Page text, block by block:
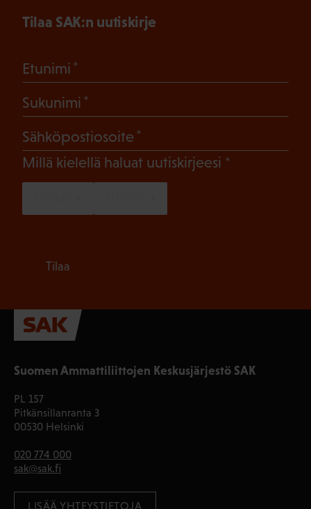
Suomen Ammattiliittojen Keskusjärjestö SAK
PL 157
Pitkänsillanranta 3
00530 Helsinki
020 774 000
sak@sak.fi
LISÄÄ YHTEYSTIETOJA
Tilaa SAK:n uutiskirje
Etunimi
Sukunimi
Sähköpostiosoite
Millä kielellä haluat uutiskirjeesi (Pakollinen)
Tilaa